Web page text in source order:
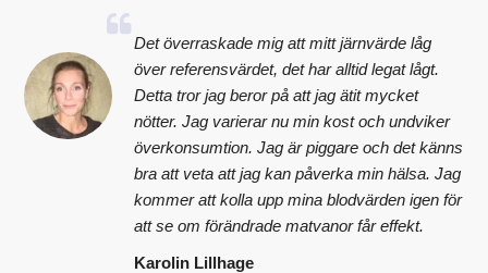
Det överraskade mig att mitt järnvärde låg
över referensvärdet, det har alltid legat lågt.
Detta tror jag beror på att jag ätit mycket
nötter. Jag varierar nu min kost och undviker
överkonsumtion. Jag är piggare och det känns
bra att veta att jag kan påverka min hälsa. Jag
kommer att kolla upp mina blodvärden igen för
att se om förändrade matvanor får effekt.
Karolin Lillhage